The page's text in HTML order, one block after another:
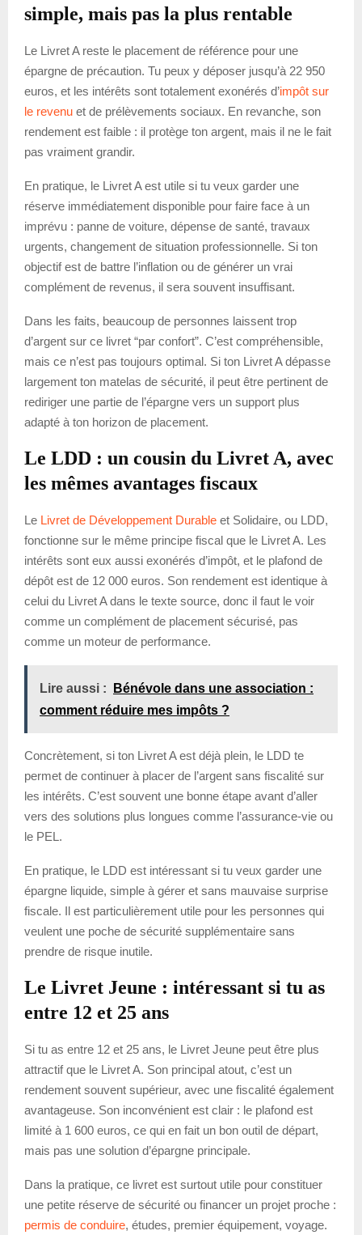
simple, mais pas la plus rentable
Le Livret A reste le placement de référence pour une
épargne de précaution. Tu peux y déposer jusqu’à 22 950
euros, et les intérêts sont totalement exonérés d’impôt sur
le revenu et de prélèvements sociaux. En revanche, son
rendement est faible : il protège ton argent, mais il ne le fait
pas vraiment grandir.
En pratique, le Livret A est utile si tu veux garder une
réserve immédiatement disponible pour faire face à un
imprévu : panne de voiture, dépense de santé, travaux
urgents, changement de situation professionnelle. Si ton
objectif est de battre l’inflation ou de générer un vrai
complément de revenus, il sera souvent insuffisant.
Dans les faits, beaucoup de personnes laissent trop
d’argent sur ce livret “par confort”. C’est compréhensible,
mais ce n’est pas toujours optimal. Si ton Livret A dépasse
largement ton matelas de sécurité, il peut être pertinent de
rediriger une partie de l’épargne vers un support plus
adapté à ton horizon de placement.
Le LDD : un cousin du Livret A, avec
les mêmes avantages fiscaux
Le Livret de Développement Durable et Solidaire, ou LDD,
fonctionne sur le même principe fiscal que le Livret A. Les
intérêts sont eux aussi exonérés d’impôt, et le plafond de
dépôt est de 12 000 euros. Son rendement est identique à
celui du Livret A dans le texte source, donc il faut le voir
comme un complément de placement sécurisé, pas
comme un moteur de performance.
Lire aussi :
Bénévole dans une association :
comment réduire mes impôts ?
Concrètement, si ton Livret A est déjà plein, le LDD te
permet de continuer à placer de l’argent sans fiscalité sur
les intérêts. C’est souvent une bonne étape avant d’aller
vers des solutions plus longues comme l’assurance-vie ou
le PEL.
En pratique, le LDD est intéressant si tu veux garder une
épargne liquide, simple à gérer et sans mauvaise surprise
fiscale. Il est particulièrement utile pour les personnes qui
veulent une poche de sécurité supplémentaire sans
prendre de risque inutile.
Le Livret Jeune : intéressant si tu as
entre 12 et 25 ans
Si tu as entre 12 et 25 ans, le Livret Jeune peut être plus
attractif que le Livret A. Son principal atout, c’est un
rendement souvent supérieur, avec une fiscalité également
avantageuse. Son inconvénient est clair : le plafond est
limité à 1 600 euros, ce qui en fait un bon outil de départ,
mais pas une solution d’épargne principale.
Dans la pratique, ce livret est surtout utile pour constituer
une petite réserve de sécurité ou financer un projet proche :
permis de conduire, études, premier équipement, voyage.